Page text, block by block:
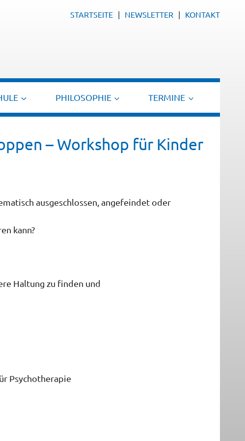
STARTSEITE NEWSLETTER KONTAKT
PHILOSOPHIE TERMINE
– Workshop für Kinder
ausgeschlossen, angefeindet oder
kann?
Haltung zu finden und
Psychotherapie